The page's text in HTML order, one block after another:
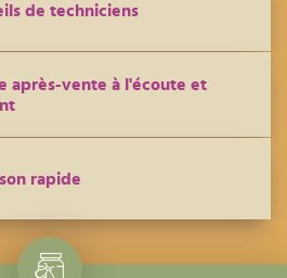
de techniciens
après-vente à l'écoute et
rapide